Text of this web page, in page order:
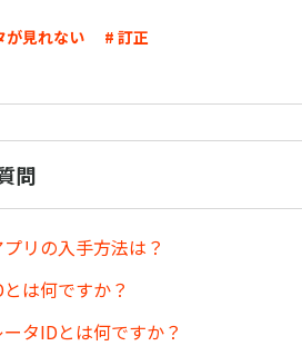
が見れない # 訂正
問
リの入手方法は？
は何ですか？
タIDとは何ですか？